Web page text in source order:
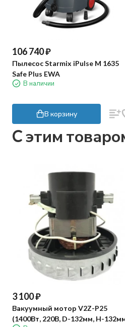
106 740₽
Пылесос Starmix iPulse M 1635
Safe Plus EWA
В наличии
В корзину
C этим
3 100₽
Вакуумный мотор V2Z-P25
(1400Вт, 220В, D-132мм, H-